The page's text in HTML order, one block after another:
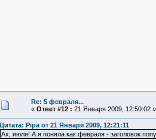
Re: 5 февраля...
« Ответ #12 : 21 Января 2009, 12:50:02 »
Цитата: Pipa от 21 Января 2009, 12:21:11
Ах, июля! А я поняла как февраля - заголовок